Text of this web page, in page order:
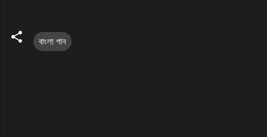
বাংলা গান